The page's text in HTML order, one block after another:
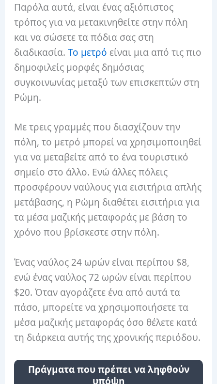
Παρόλα αυτά, είναι ένας αξιόπιστος
τρόπος για να μετακινηθείτε στην πόλη
και να σώσετε τα πόδια σας στη
διαδικασία.Το μετρό είναι μια από τις πιο
δημοφιλείς μορφές δημόσιας
συγκοινωνίας μεταξύ των επισκεπτών στη
Ρώμη.
Με τρεις γραμμές που διασχίζουν την
πόλη, το μετρό μπορεί να χρησιμοποιηθεί
για να μεταβείτε από το ένα τουριστικό
σημείο στο άλλο. Ενώ άλλες πόλεις
προσφέρουν ναύλους για εισιτήρια απλής
μετάβασης, η Ρώμη διαθέτει εισιτήρια για
τα μέσα μαζικής μεταφοράς με βάση το
χρόνο που βρίσκεστε στην πόλη.
Ένας ναύλος 24 ωρών είναι περίπου $8,
ενώ ένας ναύλος 72 ωρών είναι περίπου
$20. Όταν αγοράζετε ένα από αυτά τα
πάσο, μπορείτε να χρησιμοποιήσετε τα
μέσα μαζικής μεταφοράς όσο θέλετε κατά
τη διάρκεια αυτής της χρονικής περιόδου.
Πράγματα που πρέπει να ληφθούν
υπόψη